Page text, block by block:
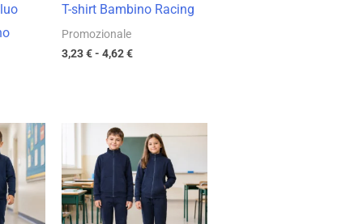
T-shirt Bambino Racing
Promozionale
3,23€- 4,62€
€
€
di
prezzo:
da
15,89 €
a
22,70 €